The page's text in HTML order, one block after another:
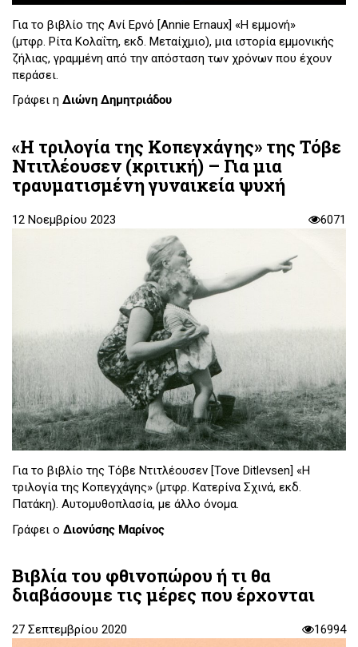
Για το βιβλίο της Ανί Ερνό [Annie Ernaux] «Η εμμονή»
(μτφρ. Ρίτα Κολαΐτη, εκδ. Μεταίχμιο), μια ιστορία εμμονικής
ζήλιας, γραμμένη από την απόσταση των χρόνων που έχουν
περάσει.
Γράφει η Διώνη Δημητριάδου
«Η τριλογία της Κοπεγχάγης» της Τόβε
Ντιτλέουσεν (κριτική) – Για μια
τραυματισμένη γυναικεία ψυχή
12 Νοεμβρίου 2023 6071
Για το βιβλίο της Τόβε Ντιτλέουσεν [Tove Ditlevsen] «Η
τριλογία της Κοπεγχάγης» (μτφρ. Κατερίνα Σχινά, εκδ.
Πατάκη). Αυτομυθοπλασία, με άλλο όνομα.
Γράφει ο Διονύσης Μαρίνος
Βιβλία του φθινοπώρου ή τι θα
διαβάσουμε τις μέρες που έρχονται
27 Σεπτεμβρίου 2020 16994